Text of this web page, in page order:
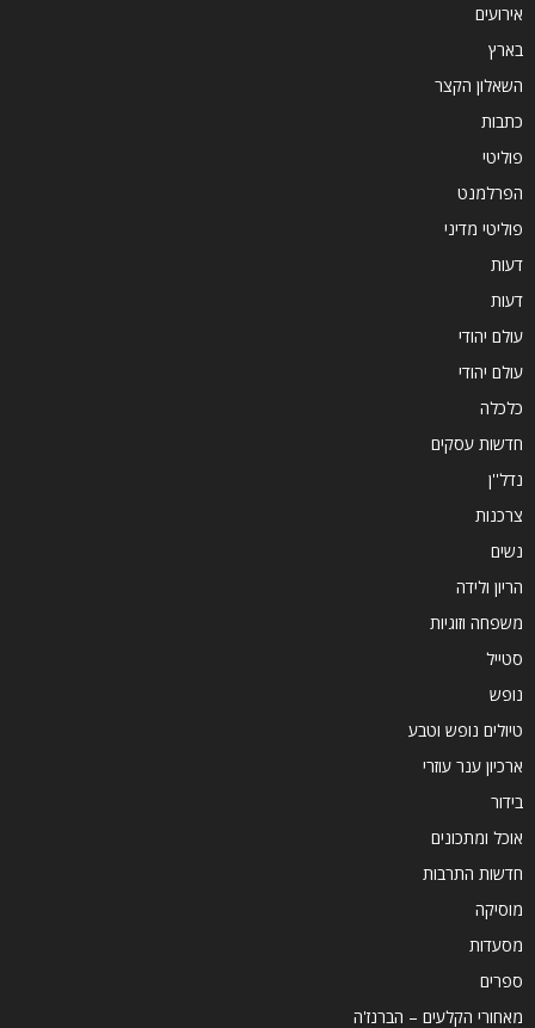
אירועים
בארץ
השאלון הקצר
כתבות
פוליטי
הפרלמנט
פוליטי מדיני
דעות
דעות
עולם יהודי
עולם יהודי
כלכלה
חדשות עסקים
נדל''ן
צרכנות
נשים
הריון ולידה
משפחה וזוגיות
סטייל
נופש
טיולים נופש וטבע
ארכיון ענר עוזרי
בידור
אוכל ומתכונים
חדשות התרבות
מוסיקה
מסעדות
ספרים
מאחורי הקלעים – הברנז'ה